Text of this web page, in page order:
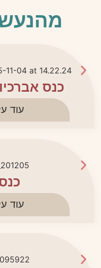
כנס
עוד
עוד